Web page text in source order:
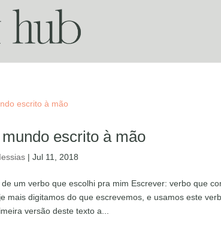
escrito à mão
|Jul 11, 2018
um verbo que escolhi pra mim Escrever: verbo que
mais digitamos do que escrevemos, e usamos este
versão deste texto a...